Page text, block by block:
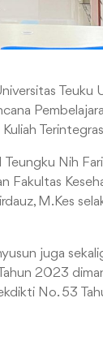
Teuku
Nih
Fakultas
M.Kes
juga
2023
No. 53